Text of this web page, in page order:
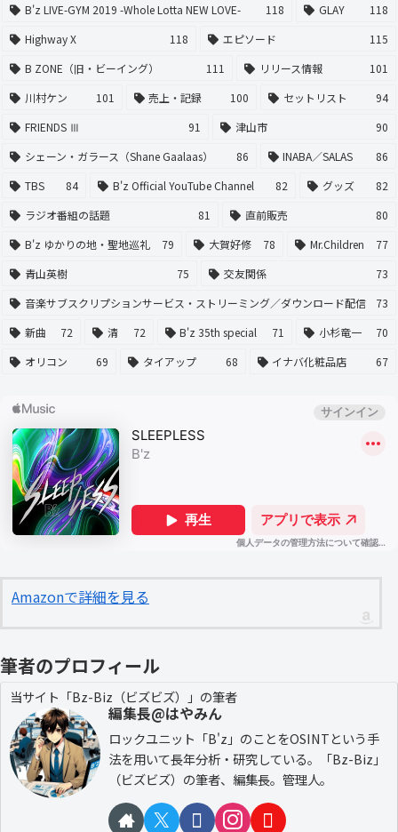
B'z LIVE-GYM 2019 -Whole Lotta NEW LOVE-
118 GLAY
118
Highway X
118 エピソード
115
B ZONE（旧・ビーイング）
111 リリース情報
101
川村ケン
101 売上・記録 100 セットリスト
94
FRIENDS Ⅲ
91 津山市
90
シェーン・ガラース（Shane Gaalaas）
86 INABA／SALAS
86
TBS
84 B'z Official YouTube Channel 82 グッズ
82
ラジオ番組の話題
81 直前販売
80
B'z ゆかりの地・聖地巡礼
79 大賀好修 78 Mr.Children
77
青山英樹
75 交友関係
73
音楽サブスクリプションサービス・ストリーミング／ダウンロード配信
73
新曲
72 清 72 B'z 35th special 71 小杉竜一
70
オリコン
69 タイアップ 68 イナバ化粧品店 67
Amazonで詳細を見る
筆者のプロフィール
当サイト「Bz-Biz（ビズビズ）」の筆者
編集長@はやみん
ロックユニット「B'z」のことをOSINTという手
法を用いて長年分析・研究している。「Bz-Biz」
（ビズビズ）の筆者、編集長。管理人。